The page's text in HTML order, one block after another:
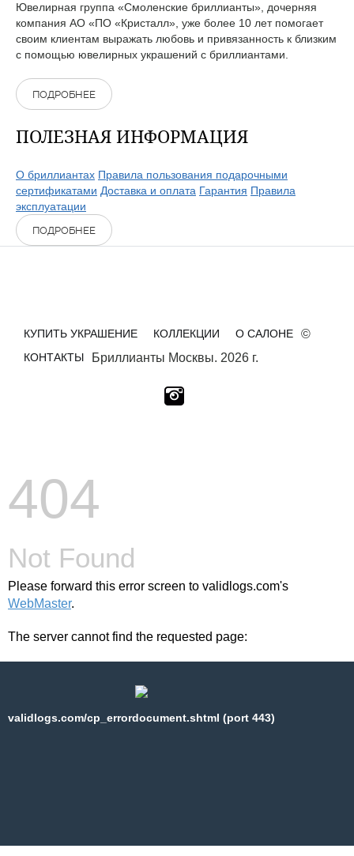
Ювелирная группа «Смоленские бриллианты», дочерняя
компания АО «ПО «Кристалл», уже более 10 лет помогает
своим клиентам выражать любовь и привязанность к близким
с помощью ювелирных украшений с бриллиантами.
ПОДРОБНЕЕ
ПОЛЕЗНАЯ ИНФОРМАЦИЯ
О бриллиантах Правила пользования подарочными
сертификатами Доставка и оплата Гарантия Правила
эксплуатации
ПОДРОБНЕЕ
КУПИТЬ УКРАШЕНИЕ КОЛЛЕКЦИИ
О САЛОНЕ
КОНТАКТЫ
©
Бриллианты Москвы. 2026 г.
404
Not Found
Please forward this error screen to validlogs.com's
WebMaster.
The server cannot find the requested page:
validlogs.com/cp_errordocument.shtml (port 443)